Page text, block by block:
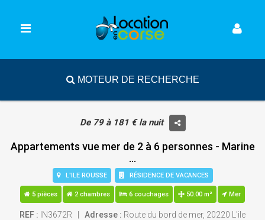
MOTEUR DE RECHERCHE
Appartements vue mer de 2 à 6 personnes - Marine
...
L'ILE ROUSSE RÉSIDENCE DE VACANCES
5 pièces 2 chambres 6 couchages 50.00 m² Mer
REF : IN3672R | Adresse : Route du bord de mer, 20220 L'ile
De 79 à 181 € la nuit